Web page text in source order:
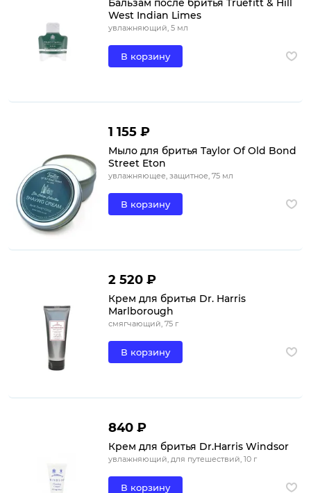
West Indian Limes
увлажняющий, 5 мл
В корзину
1 155 ₽
Мыло для бритья Taylor Of Old Bond
Street Eton
увлажняющее, защитное, 75 мл
В корзину
2 520 ₽
Крем для бритья Dr. Harris
Marlborough
смягчающий, 75 г
В корзину
840 ₽
Крем для бритья Dr.Harris Windsor
увлажняющий, для путешествий, 10 г
В корзину